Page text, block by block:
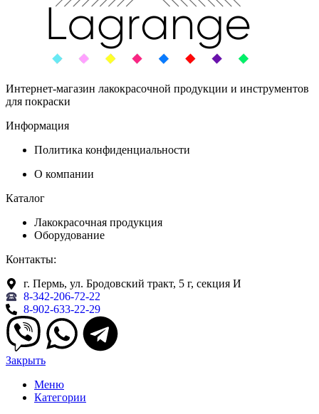
Интернет-магазин лакокрасочной продукции и инструментов
для покраски
Информация
Политика конфиденциальности
О компании
Каталог
Лакокрасочная продукция
Оборудование
Контакты:
г. Пермь, ул. Бродовский тракт, 5 г, секция И
8-342-206-72-22
8-902-633-22-29
Закрыть
Меню
Категории